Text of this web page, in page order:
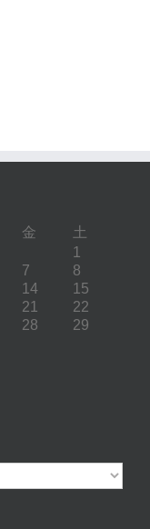
金 土
1
7
8
14
15
21
22
28
29